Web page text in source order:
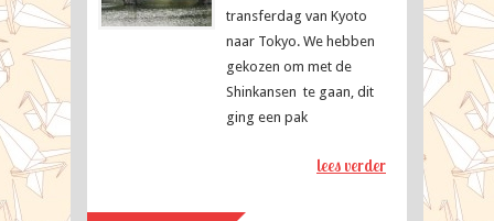
transferdag van Kyoto
naar Tokyo. We hebben
gekozen om met de
Shinkansen te gaan, dit
ging een pak
lees verder